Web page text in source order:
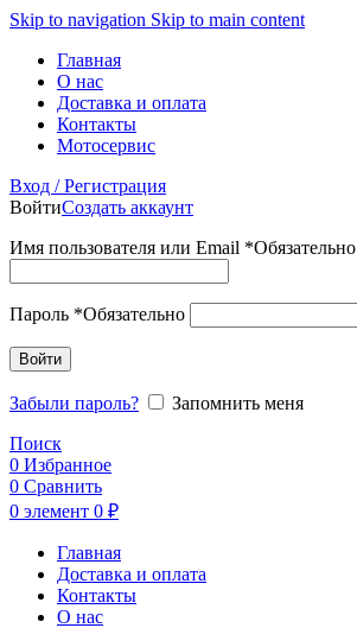
Skip to navigation Skip to main content
Главная
О нас
Доставка и оплата
Контакты
Мотосервис
Вход / Регистрация
ВойтиСоздать аккаунт
Имя пользователя или Email *Обязательно
Пароль *Обязательно
Войти
Забыли пароль?
Запомнить меня
Поиск
0 Избранное
0 Сравнить
0 элемент 0 ₽
Главная
Доставка и оплата
Контакты
О нас